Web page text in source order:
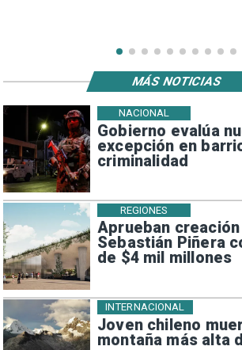
Gobierno evalúa
excepción en
criminalidad
NACIONAL
Aprueban
Sebastián Piñera
de $4 mil millones
REGIONES
Joven chileno
montaña más alta
INTERNACIONAL
MÁS NOTICIAS